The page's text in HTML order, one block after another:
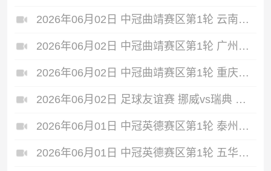
2026年06月02日 中冠曲靖赛区第1轮 云南青丘 VS 自贡弘祥电碳 全场录像
2026年06月02日 中冠曲靖赛区第1轮 广州悦高 VS 重庆润麒 全场录像
2026年06月02日 中冠曲靖赛区第1轮 重庆瀚达 VS 贵州飞鹰 全场录像
2026年06月02日 足球友谊赛 挪威vs瑞典 全场录像
2026年06月01日 中冠英德赛区第1轮 泰州早茶黑马 VS 中国澳门U23 全场录像
2026年06月01日 中冠英德赛区第1轮 五华华京 VS 广州联增城澳体 全场录像